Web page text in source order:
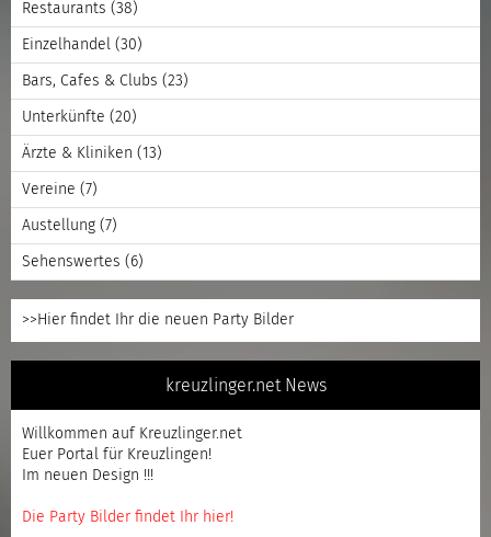
Restaurants (38)
Einzelhandel (30)
Bars, Cafes & Clubs (23)
Unterkünfte (20)
Ärzte & Kliniken (13)
Vereine (7)
Austellung (7)
Sehenswertes (6)
>>Hier findet Ihr die neuen Party Bilder
kreuzlinger.net News
Willkommen auf Kreuzlinger.net
Euer Portal für Kreuzlingen!
Im neuen Design !!!
Die Party Bilder findet Ihr hier!